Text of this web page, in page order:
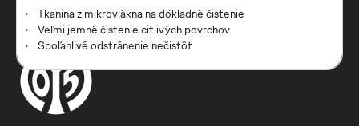
Tkanina z mikrovlákna na dôkladné čistenie
Veľmi jemné čistenie citlivých povrchov
Spoľahlivé odstránenie nečistôt
Naši partneri